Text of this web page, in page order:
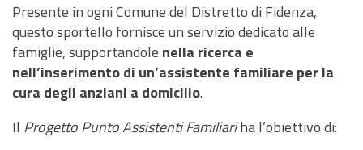
Presente in ogni Comune del Distretto di Fidenza,
questo sportello fornisce un servizio dedicato alle
famiglie, supportandole nella ricerca e
nell’inserimento di un’assistente familiare per la
cura degli anziani a domicilio.
Il Progetto Punto Assistenti Familiariha l’obiettivo di:
CONTATTI